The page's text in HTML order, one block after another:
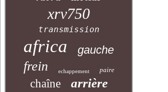
xrv750
transmission
africa gauche
frein echappement paire
chaîne arrière